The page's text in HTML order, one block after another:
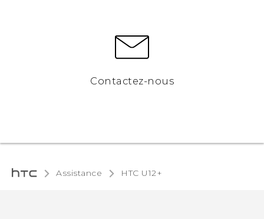
Contactez-nous
Assistance HTC U12+‎